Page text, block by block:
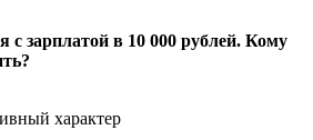
характер